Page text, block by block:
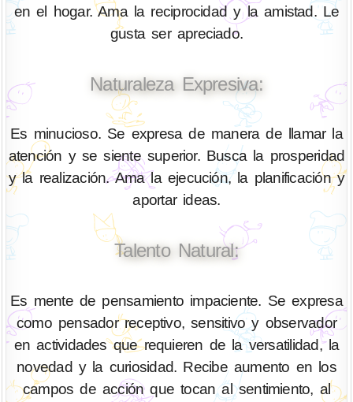
en el hogar. Ama la reciprocidad y la amistad. Le
gusta ser apreciado.
Naturaleza Expresiva:
Es minucioso. Se expresa de manera de llamar la
atención y se siente superior. Busca la prosperidad
y la realización. Ama la ejecución, la planificación y
aportar ideas.
Talento Natural:
Es mente de pensamiento impaciente. Se expresa
como pensador receptivo, sensitivo y observador
en actividades que requieren de la versatilidad, la
novedad y la curiosidad. Recibe aumento en los
campos de acción que tocan al sentimiento, al